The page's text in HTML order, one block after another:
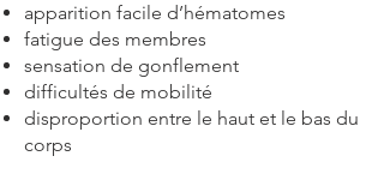
apparition facile d’hématomes
fatigue des membres
sensation de gonflement
difficultés de mobilité
disproportion entre le haut et le bas du
corps